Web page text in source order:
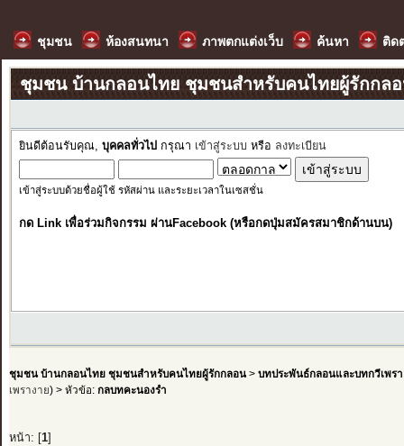
ชุมชน ห้องสนทนา ภาพตกแต่งเว็บ ค้นหา ติด
ชุมชน บ้านกลอนไทย ชุมชนสำหรับคนไทยผู้รักกล
ยินดีต้อนรับคุณ, บุคคลทั่วไป กรุณา เข้าสู่ระบบ หรือ ลงทะเบียน
เข้าสู่ระบบด้วยชื่อผู้ใช้ รหัสผ่าน และระยะเวลาในเซสชั่น
กด Link เพื่อร่วมกิจกรรม ผ่านFacebook (หรือกดปุ่มสมัครสมาชิกด้านบน)
ชุมชน บ้านกลอนไทย ชุมชนสำหรับคนไทยผู้รักกลอน> บทประพันธ์กลอนและบทกวีเพรา
เพรางาย) > หัวข้อ: กลบทคะนองรำ
หน้า: [ 1]